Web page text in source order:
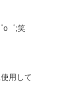
o゜;笑
用して